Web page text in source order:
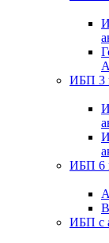
ИБП 3
ИБП 6
ИБП с